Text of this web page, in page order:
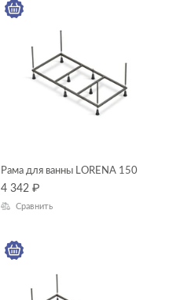
Рама для ванны LORENA 150
4 342 ₽
Сравнить